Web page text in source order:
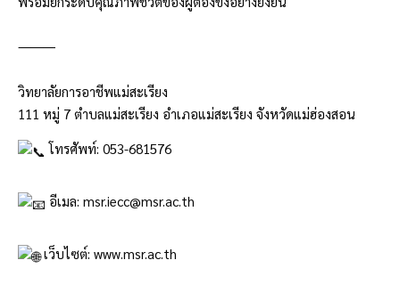
⸻
วิทยาลัยการอาชีพแม่สะเรียง
111 หมู่ 7 ตำบลแม่สะเรียง อำเภอแม่สะเรียง จังหวัดแม่ฮ่องสอน
โทรศัพท์: 053-681576
อีเมล: msr.iecc@msr.ac.th
เว็บไซต์: www.msr.ac.th